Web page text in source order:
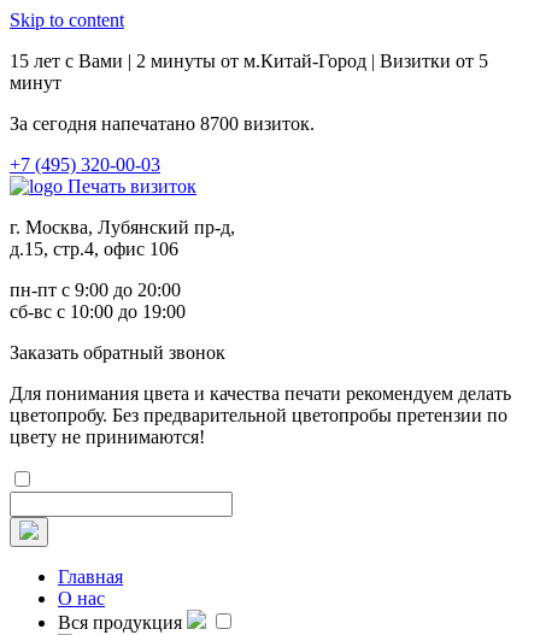
Skip to content
15 лет с Вами | 2 минуты от м.Китай-Город | Визитки от 5
минут
За сегодня напечатано 8700 визиток.
+7 (495) 320-00-03
Печать визиток
г. Москва, Лубянский пр-д,
д.15, стр.4, офис 106
пн-пт с 9:00 до 20:00
сб-вс с 10:00 до 19:00
Заказать обратный звонок
Для понимания цвета и качества печати рекомендуем делать
цветопробу. Без предварительной цветопробы претензии по
цвету не принимаются!
Главная
О нас
Вся продукция